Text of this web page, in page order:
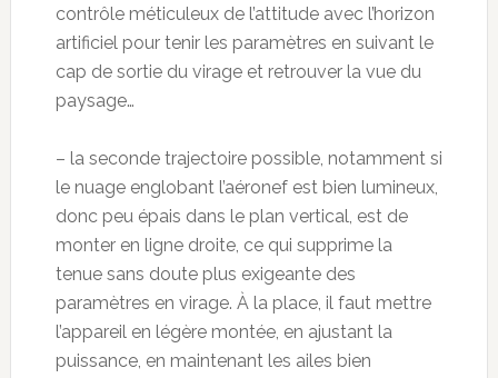
contrôle méticuleux de l’attitude avec l’horizon
artificiel pour tenir les paramètres en suivant le
cap de sortie du virage et retrouver la vue du
paysage…
– la seconde trajectoire possible, notamment si
le nuage englobant l’aéronef est bien lumineux,
donc peu épais dans le plan vertical, est de
monter en ligne droite, ce qui supprime la
tenue sans doute plus exigeante des
paramètres en virage. À la place, il faut mettre
l’appareil en légère montée, en ajustant la
puissance, en maintenant les ailes bien